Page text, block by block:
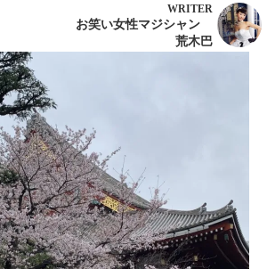
WRITER
お笑い女性マジシャン
荒木巴